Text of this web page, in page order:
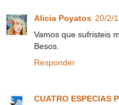
Alicia Poyatos 20/2/
Vamos que sufristeis
Besos.
Responder
CUATRO ESPECIAS